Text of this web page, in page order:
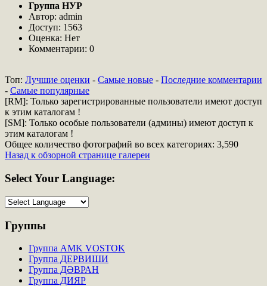
Группа НУР
Автор: admin
Доступ: 1563
Оценка: Нет
Комментарии: 0
Топ: Лучшие оценки - Самые новые - Последние комментарии
- Самые популярные
[RM]: Только зарегистрированные пользователи имеют доступ
к этим каталогам !
[SM]: Только особые пользователи (админы) имеют доступ к
этим каталогам !
Общее количество фотографий во всех категориях: 3,590
Назад к обзорной странице галереи
SelectYour Language:
Группы
Группа AMK VOSTOK
Группа ДЕРВИШИ
Группа ДӘВРАН
Группа ДИЯР